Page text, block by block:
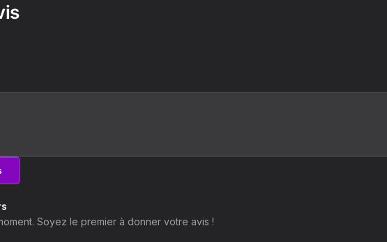
Soyez le premier à donner votre avis !